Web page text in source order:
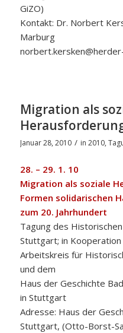
GiZO)
Kontakt: Dr. Norbert
Marburg
Migration als
Januar 28, 2010 / in 2010,
28. – 29. 1. 10
Migration als soziale
Formen solidarischen
zum 20. Jahrhundert
Tagung des
Stuttgart; in
Arbeitskreis für
und dem
Haus der Geschichte
in Stuttgart
Adresse: Haus der
Stuttgart, (Otto-Borst-